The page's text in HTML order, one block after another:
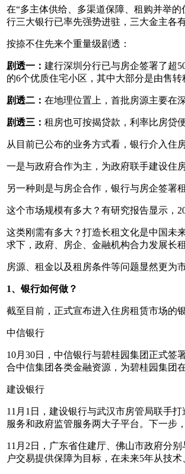
在“多主体供给、多渠道保障、租购并举
行三大银行已率先强势进驻，三大金主各
按捺不住先来个重量级剧透：
剧透一： 建行深圳分行已与房企签署了超
的6个优质住宅小区，其中大部分是由售转
剧透二： 在地理位置上，首批房源主要在
剧透三： 租房也可按揭贷款，利率比房贷
从目前已公布的业务方式看，银行介入住
一是与政府合作为主，为政府联手建设住
另一种则是与房企合作，银行与房企签署
这个市场规模有多大？有研究报告显示，
这类刚需有多大？打造长租文化是中国未
求下，政府、房企、金融机构合力发展长
房源、租金以及租房条件等问题显然更为
1、银行如何做？
截至目前，正式宣布进入住房租赁市场的
中信银行
10月30日，中信银行与碧桂园集团正式签
合中信集团各类金融资源，为碧桂园集团
建设银行
11月1日，建设银行与武汉市房管局联手
服务和政府监管服务两大子平台。下一步
11月2日，广东省住建厅、佛山市政府分
户交易提供保障为目标，在未来5年从技